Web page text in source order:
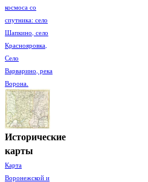
космоса со
спутника: село
Шапкино, село
Краснояровка,
Село
Варварино, река
Ворона.
Исторические
карты
Карта
Воронежской и